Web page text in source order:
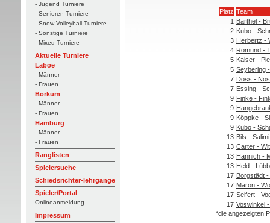
- Jugend Turniere
- Senioren Turniere
- Snow-Volleyball Turniere
- Sonstige Turniere
- Mixed Turniere
Aktuelle Turniere
Laboe
- Männer
- Frauen
Borkum
- Männer
- Frauen
Hamburg
- Männer
- Frauen
Ranglisten
Spielersuche
Schiedsrichter-lehrgänge
Spieler/Portal
Onlineanmeldung
Impressum
Platz Team
1 Barthel -
2 Kubo -
3 Herbertz -
4 Romund -
5 Kaiser -
5 Seybering
7 Doss -
7 Essing -
9 Finke -
9
9 Köppke -
9 Kubo -
13 Bils - Salimi
13 Carter -
13 Hannich -
13 Held -
17 Borgstädt
17 Maron -
17 Seifert -
17 Voswinkel
*die angezeigten